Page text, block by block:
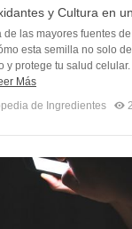
y Cultura en
las mayores fuentes
esta semilla no solo
y protege tu salud
Más
de Ingredientes